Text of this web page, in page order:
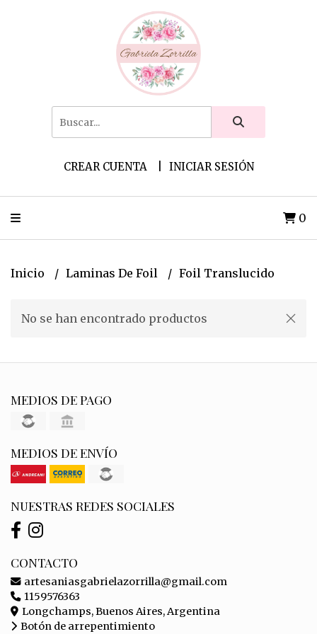
CREAR CUENTA INICIAR SESIÓN
0
Inicio Laminas De Foil Foil Translucido
No se han encontrado productos
MEDIOS DE PAGO
MEDIOS DE ENVÍO
NUESTRAS REDES SOCIALES
CONTACTO
artesaniasgabrielazorrilla@gmail.com
1159576363
Longchamps, Buenos Aires, Argentina
Botón de arrepentimiento